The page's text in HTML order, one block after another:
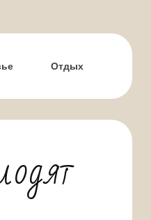
Отдых